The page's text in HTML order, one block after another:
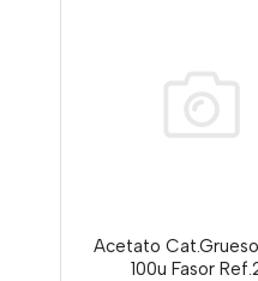
Acetato
100u Fasor